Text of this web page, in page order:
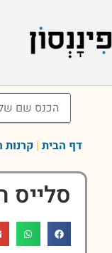
דף הבית |
סלייס